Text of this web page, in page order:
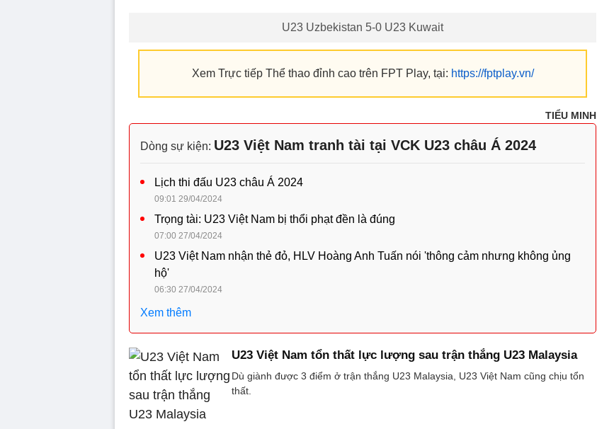
U23 Uzbekistan 5-0 U23 Kuwait
Xem Trực tiếp Thể thao đỉnh cao trên FPT Play, tại: https://fptplay.vn/
TIỂU MINH
Dòng sự kiện: U23 Việt Nam tranh tài tại VCK U23 châu Á 2024
Lịch thi đấu U23 châu Á 2024
09:01 29/04/2024
Trọng tài: U23 Việt Nam bị thổi phạt đền là đúng
07:00 27/04/2024
U23 Việt Nam nhận thẻ đỏ, HLV Hoàng Anh Tuấn nói 'thông cảm nhưng không ủng
hộ'
06:30 27/04/2024
Xem thêm
U23 Việt Nam tổn thất lực lượng sau trận thắng U23 Malaysia
Dù giành được 3 điểm ở trận thắng U23 Malaysia, U23 Việt Nam cũng chịu tổn
thất.